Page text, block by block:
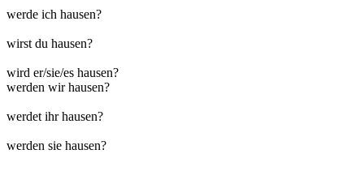
werde ich hausen?
wirst du hausen?
wird er/sie/es hausen?
werden wir hausen?
werdet ihr hausen?
werden sie hausen?